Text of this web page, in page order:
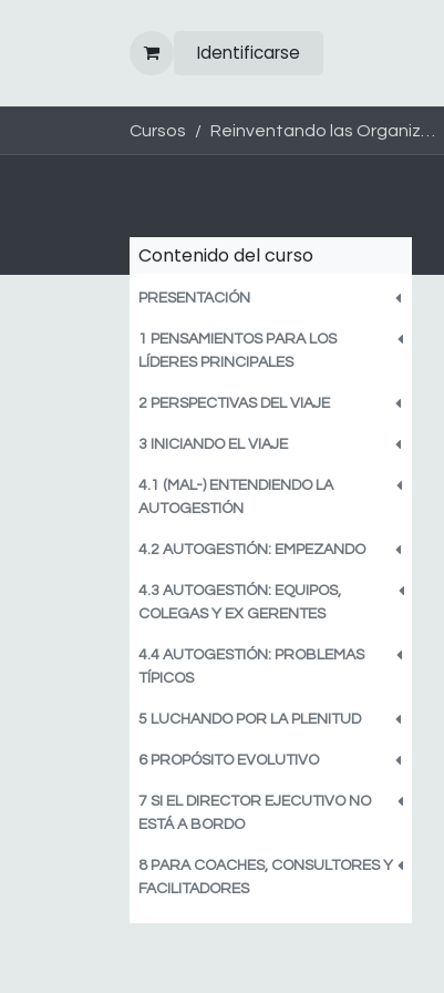
Identificarse
Cursos
Contenido del curso
PRESENTACIÓN
1 PENSAMIENTOS PARA LOS
LÍDERES PRINCIPALES
2 PERSPECTIVAS DEL VIAJE
3 INICIANDO EL VIAJE
4.1 (MAL-) ENTENDIENDO LA
AUTOGESTIÓN
4.2 AUTOGESTIÓN: EMPEZANDO
4.3 AUTOGESTIÓN: EQUIPOS,
COLEGAS Y EX GERENTES
4.4 AUTOGESTIÓN: PROBLEMAS
TÍPICOS
5 LUCHANDO POR LA PLENITUD
6 PROPÓSITO EVOLUTIVO
7 SI EL DIRECTOR EJECUTIVO NO
ESTÁ A BORDO
8 PARA COACHES, CONSULTORES Y
FACILITADORES